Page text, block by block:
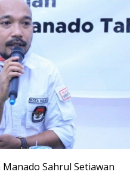
Sahrul Setiawan